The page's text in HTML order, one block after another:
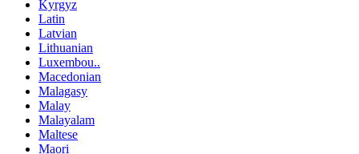
Kyrgyz
Latin
Latvian
Lithuanian
Luxembou..
Macedonian
Malagasy
Malay
Malayalam
Maltese
Maori